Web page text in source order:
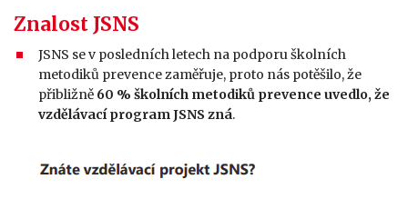
Znalost JSNS
JSNS se v posledních letech na podporu školních
metodiků prevence zaměřuje, proto nás potěšilo, že
přibližně 60 % školních metodiků prevence uvedlo, že
vzdělávací program JSNS zná.